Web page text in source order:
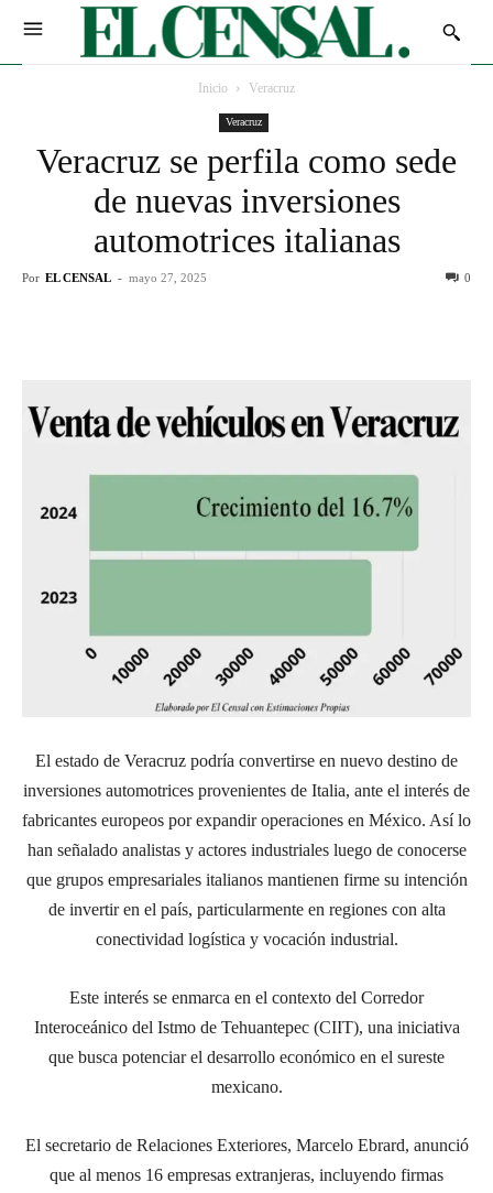
Inicio Veracruz
Veracruz
Veracruz se perfila como sede
de nuevas inversiones
automotrices italianas
Por EL CENSAL - mayo 27, 2025 0
El estado de Veracruz podría convertirse en nuevo destino de
inversiones automotrices provenientes de Italia, ante el interés de
fabricantes europeos por expandir operaciones en México. Así lo
han señalado analistas y actores industriales luego de conocerse
que grupos empresariales italianos mantienen firme su intención
de invertir en el país, particularmente en regiones con alta
conectividad logística y vocación industrial.
Este interés se enmarca en el contexto del Corredor
Interoceánico del Istmo de Tehuantepec (CIIT), una iniciativa
que busca potenciar el desarrollo económico en el sureste
mexicano.
El secretario de Relaciones Exteriores, Marcelo Ebrard, anunció
que al menos 16 empresas extranjeras, incluyendo firmas